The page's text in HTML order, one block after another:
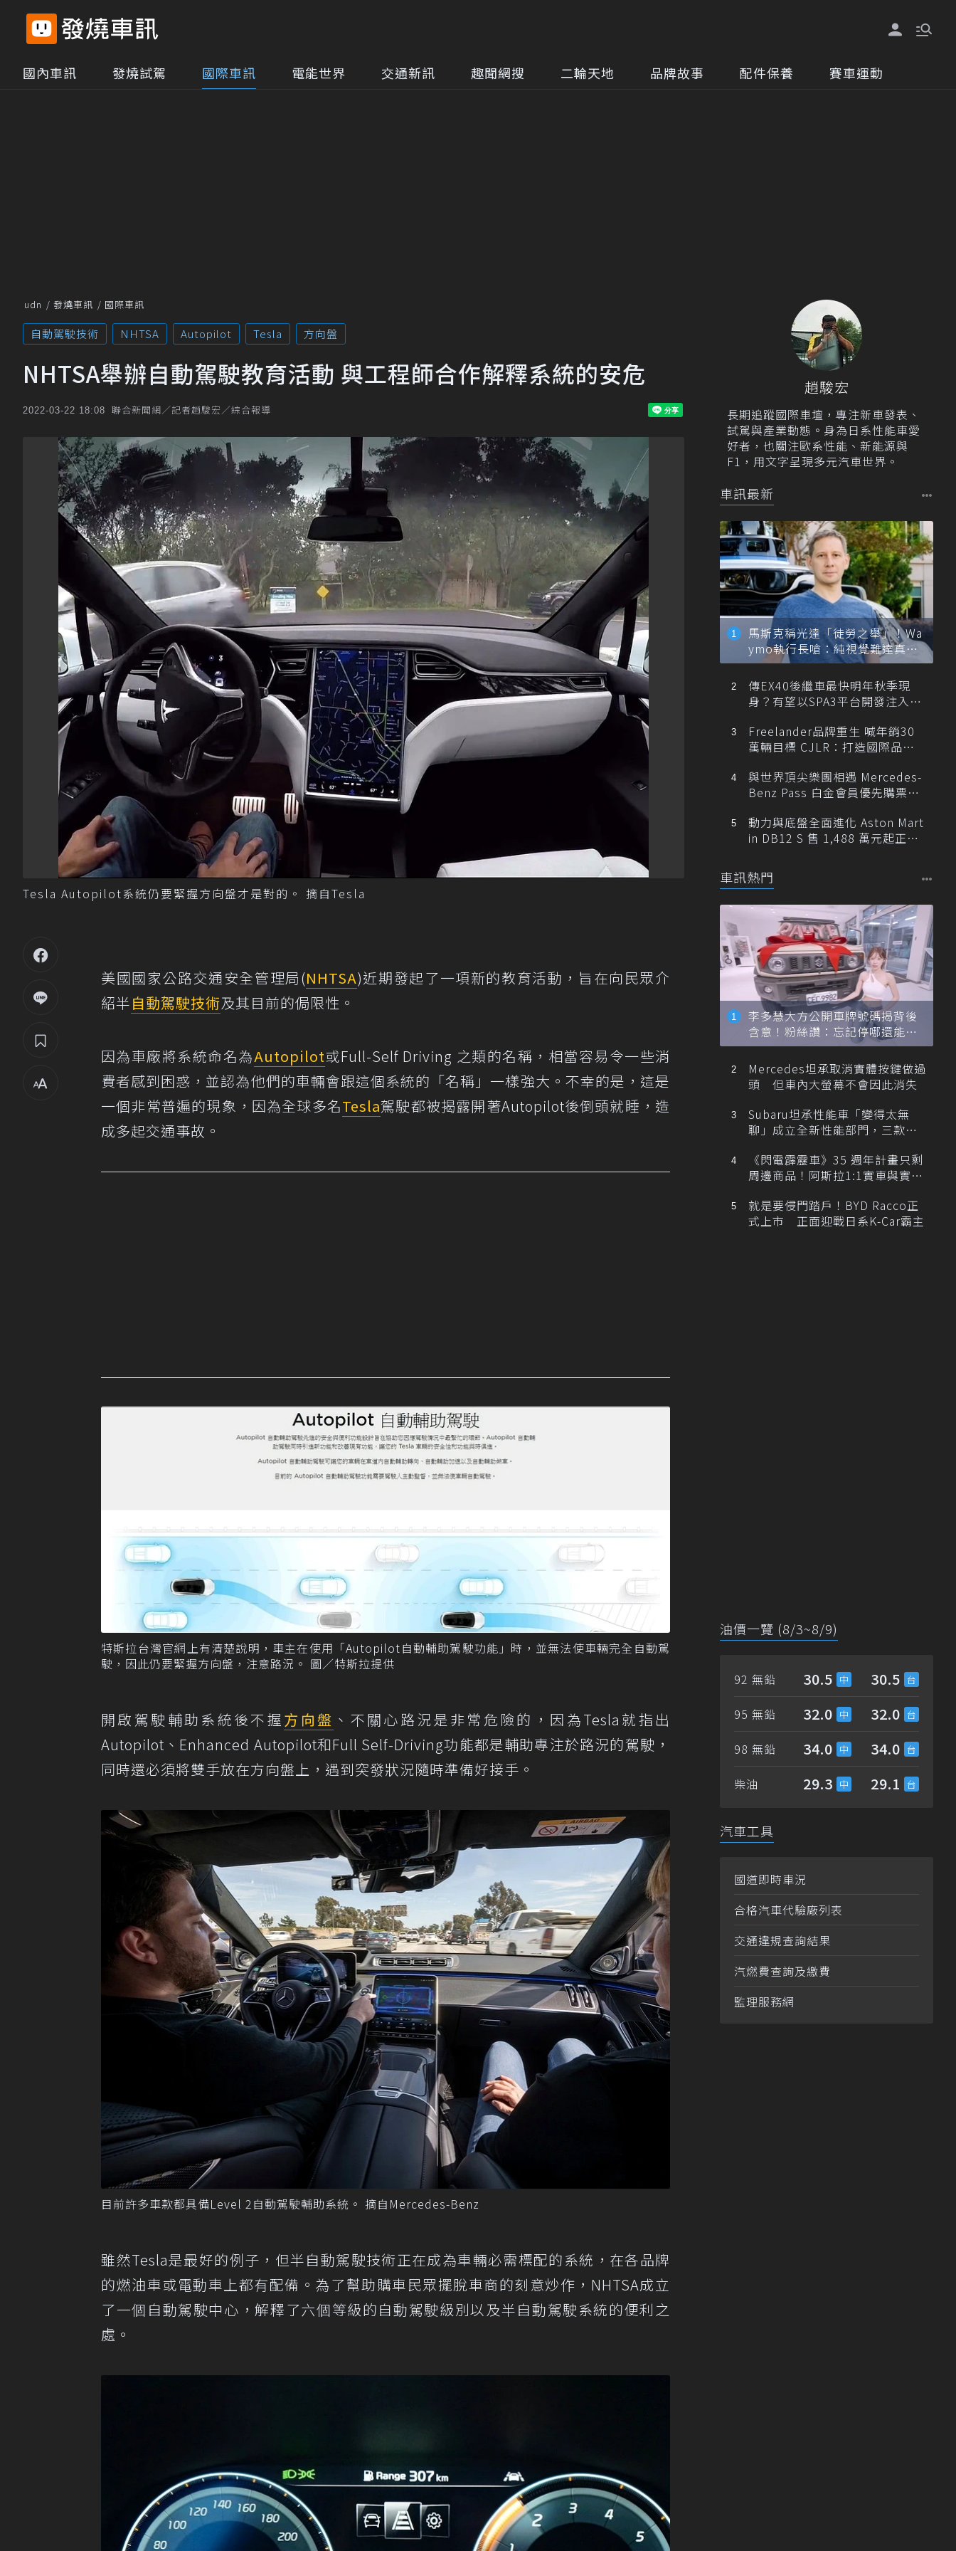
國內車訊 發燒試駕 國際車訊 電能世界 交通新訊 趣聞網搜 二輪天地 品牌故事 配件保養 賽車運動
udn 發燒車訊 國際車訊
自動駕駛技術 NHTSA Autopilot Tesla 方向盤
NHTSA舉辦自動駕駛教育活動 與工程師合作解釋系統的安危
2022-03-22 18:08 聯合新聞網／記者趙駿宏／綜合報導
Tesla Autopilot系統仍要緊握方向盤才是對的。 摘自Tesla
美國國家公路交通安全管理局(NHTSA)近期發起了一項新的教育活動，旨在向民眾介
紹半自動駕駛技術及其目前的侷限性。
因為車廠將系統命名為Autopilot或Full-Self Driving 之類的名稱，相當容易令一些消
費者感到困惑，並認為他們的車輛會跟這個系統的「名稱」一樣強大。不幸的是，這是
一個非常普遍的現象，因為全球多名Tesla駕駛都被揭露開著Autopilot後倒頭就睡，造
成多起交通事故。
特斯拉台灣官網上有清楚說明，車主在使用「Autopilot自動輔助駕駛功能」時，並無法使車輛完全自動駕
駛，因此仍要緊握方向盤，注意路況。 圖／特斯拉提供
開啟駕駛輔助系統後不握方向盤 、不關心路況是非常危險的，因為Tesla就指出
Autopilot、Enhanced Autopilot和Full Self-Driving功能都是輔助專注於路況的駕駛，
同時還必須將雙手放在方向盤上，遇到突發狀況隨時準備好接手。
目前許多車款都具備Level 2自動駕駛輔助系統。 摘自Mercedes-Benz
雖然Tesla是最好的例子，但半自動駕駛技術正在成為車輛必需標配的系統，在各品牌
的燃油車或電動車上都有配備。為了幫助購車民眾擺脫車商的刻意炒作，NHTSA成立
了一個自動駕駛中心，解釋了六個等級的自動駕駛級別以及半自動駕駛系統的便利之
處。
趙駿宏
長期追蹤國際車壇，專注新車發表、
試駕與產業動態。身為日系性能車愛
好者，也關注歐系性能、新能源與
F1，用文字呈現多元汽車世界。
車訊最新
馬斯克稱光達「徒勞之舉」！Wa
ymo執行長嗆：純視覺難達真正
自動駕駛
傳EX40後繼車最快明年秋季現
身？有望以SPA3平台開發注入80
Freelander品牌重生 喊年銷30
萬輛目標 CJLR：打造國際品牌
與世界頂尖樂團相遇 Mercedes-
Benz Pass 白金會員優先購票維
動力與底盤全面進化 Aston Mart
in DB12 S 售 1,488 萬元起正式
車訊熱門
李多慧大方公開車牌號碼揭背後
含意！粉絲讚：忘記停哪還能幫
忙找車
Mercedes坦承取消實體按鍵做過
頭 但車內大螢幕不會因此消失
Subaru坦承性能車「變得太無
聊」成立全新性能部門，三款手
《閃電霹靂車》35 週年計畫只剩
周邊商品！阿斯拉1:1實車與實體
就是要侵門踏戶！BYD Racco正
式上市 正面迎戰日系K-Car霸主
油價一覽 (8/3~8/9)
92 無鉛 30.5 30.5
95 無鉛 32.0 32.0
98 無鉛 34.0 34.0
柴油 29.3 29.1
汽車工具
國道即時車況
合格汽車代驗廠列表
交通違規查詢結果
汽燃費查詢及繳費
監理服務網